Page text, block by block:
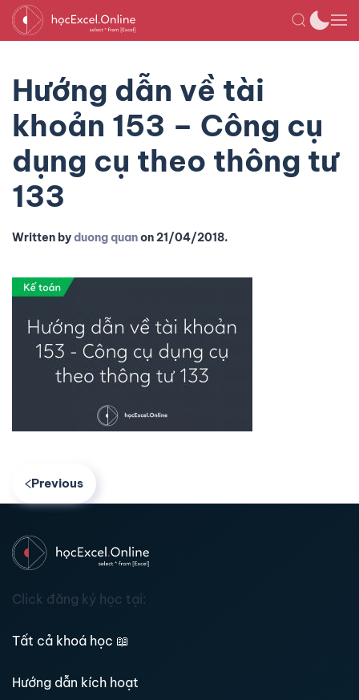
Hướng dẫn về tài
khoản 153 – Công cụ
dụng cụ theo thông tư
133
Written byduong quanon21/04/2018.
Previous
Click đăng ký học tại:
Tất cả khoá học 📖
Hướng dẫn kích hoạt